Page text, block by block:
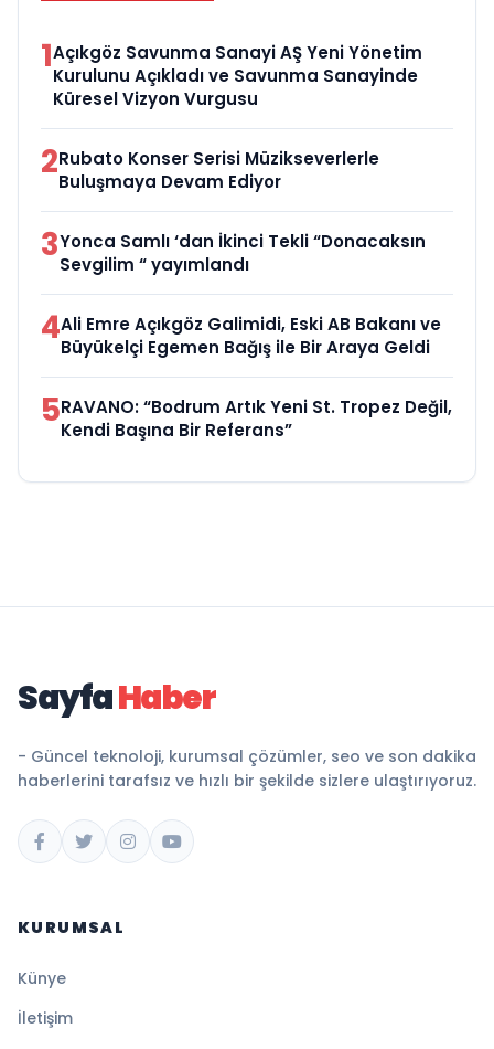
1Açıkgöz Savunma Sanayi AŞ Yeni Yönetim
Kurulunu Açıkladı ve Savunma Sanayinde
Küresel Vizyon Vurgusu
2Rubato Konser Serisi Müzikseverlerle
Buluşmaya Devam Ediyor
3Yonca Samlı ‘dan İkinci Tekli “Donacaksın
Sevgilim “ yayımlandı
4Ali Emre Açıkgöz Galimidi, Eski AB Bakanı ve
Büyükelçi Egemen Bağış ile Bir Araya Geldi
5RAVANO: “Bodrum Artık Yeni St. Tropez Değil,
Kendi Başına Bir Referans”
SayfaHaber
- Güncel teknoloji, kurumsal çözümler, seo ve son dakika
haberlerini tarafsız ve hızlı bir şekilde sizlere ulaştırıyoruz.
KURUMSAL
Künye
İletişim